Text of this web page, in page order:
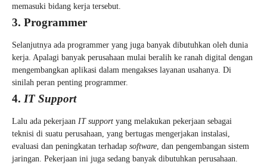
memasuki bidang kerja tersebut.
3. Programmer
Selanjutnya ada programmer yang juga banyak dibutuhkan oleh dunia
kerja. Apalagi banyak perusahaan mulai beralih ke ranah digital dengan
mengembangkan aplikasi dalam mengakses layanan usahanya. Di
sinilah peran penting programmer.
4. IT Support
Lalu ada pekerjaan IT support yang melakukan pekerjaan sebagai
teknisi di suatu perusahaan, yang bertugas mengerjakan instalasi,
evaluasi dan peningkatan terhadap software, dan pengembangan sistem
jaringan. Pekerjaan ini juga sedang banyak dibutuhkan perusahaan.